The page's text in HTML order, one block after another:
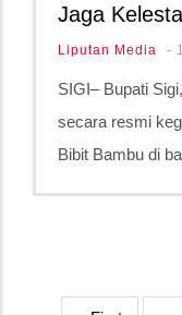
Jaga
Liputan Media -
SIGI– Bupati
secara resmi
Bibit Bambu di